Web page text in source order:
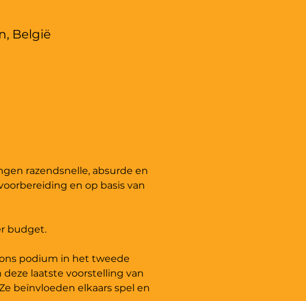
België
razendsnelle, absurde en
en op basis van
budget.
podium in het tweede
laatste voorstelling van
beïnvloeden elkaars spel en